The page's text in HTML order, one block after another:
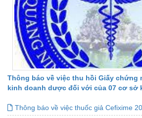
Thông báo về việc thu hồi Giấy chứng
kinh doanh dược đối với của 07 cơ sở
Thông báo về việc thuốc giả Cefixime